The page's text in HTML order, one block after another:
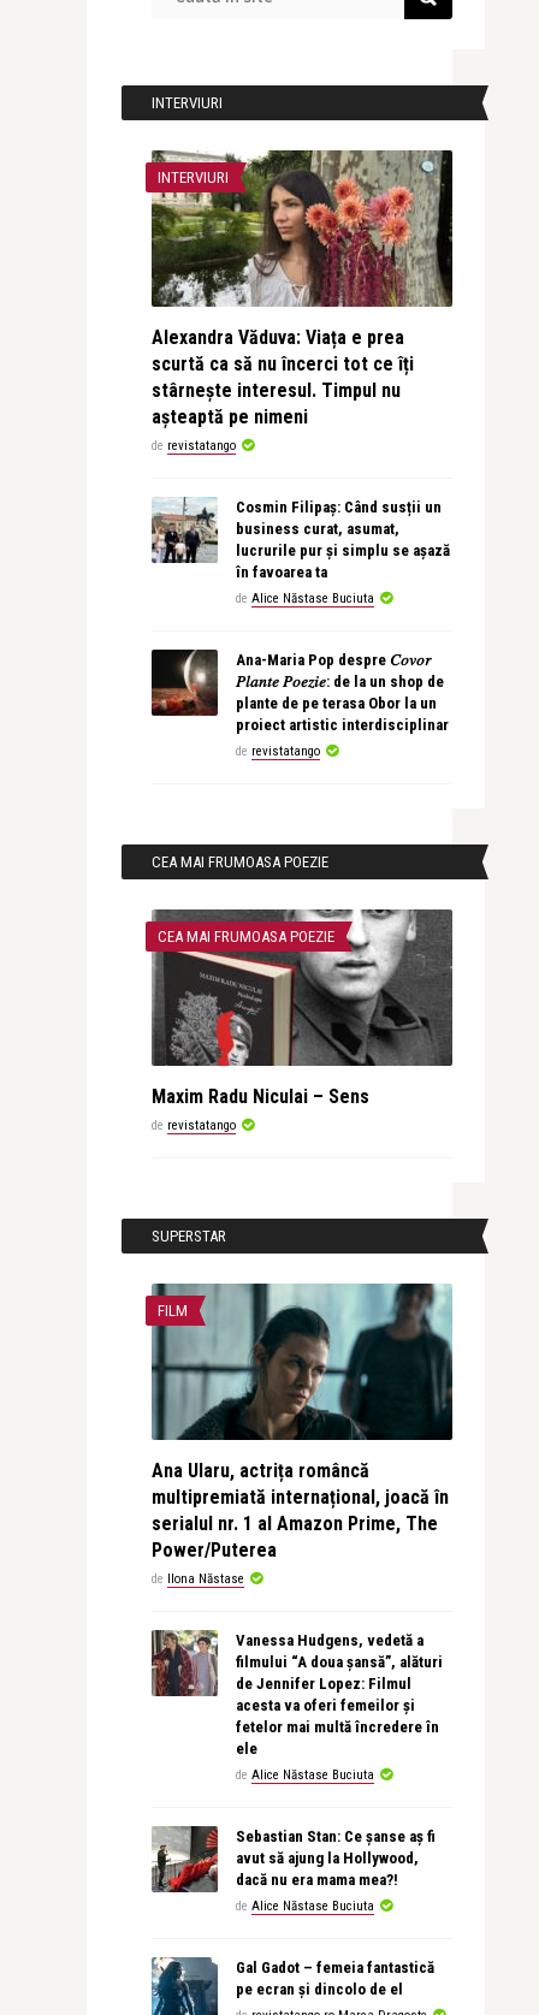
INTERVIURI
INTERVIURI
Alexandra Văduva: Viața e prea
scurtă ca să nu încerci tot ce îți
stârnește interesul. Timpul nu
așteaptă pe nimeni
de revistatango
Cosmin Filipaș: Când susții un
business curat, asumat,
lucrurile pur și simplu se așază
în favoarea ta
de Alice Năstase Buciuta
Ana-Maria Pop despre 𝐶𝑜𝑣𝑜𝑟
𝑃𝑙𝑎𝑛𝑡𝑒 𝑃𝑜𝑒𝑧𝑖𝑒: de la un shop de
plante de pe terasa Obor la un
proiect artistic interdisciplinar
de revistatango
CEA MAI FRUMOASA POEZIE
CEA MAI FRUMOASA POEZIE
Maxim Radu Niculai – Sens
de revistatango
SUPERSTAR
FILM
Ana Ularu, actrița româncă
multipremiată internațional, joacă în
serialul nr. 1 al Amazon Prime, The
Power/Puterea
de Ilona Năstase
Vanessa Hudgens, vedetă a
filmului “A doua șansă”, alături
de Jennifer Lopez: Filmul
acesta va oferi femeilor și
fetelor mai multă încredere în
ele
de Alice Năstase Buciuta
Sebastian Stan: Ce șanse aș fi
avut să ajung la Hollywood,
dacă nu era mama mea?!
de Alice Năstase Buciuta
Gal Gadot – femeia fantastică
pe ecran și dincolo de el